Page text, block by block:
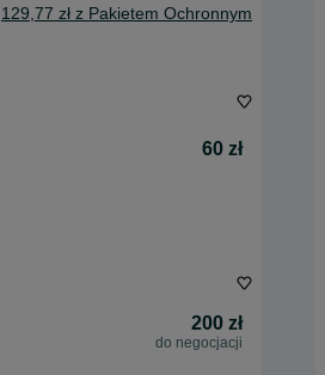
129,77 zł z Pakietem Ochronnym
60 zł
200 zł
do negocjacji